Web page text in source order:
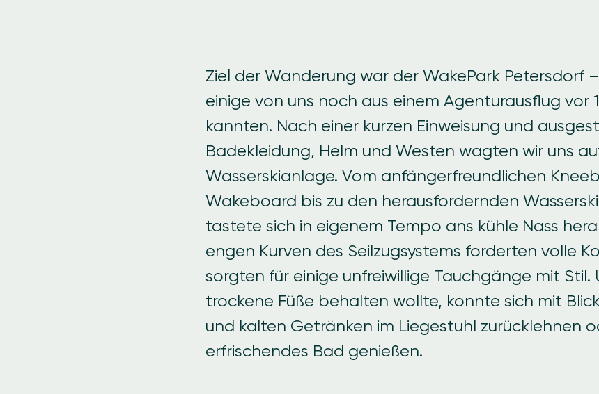
Ziel der Wanderung war der WakePark Petersdorf
einige von uns noch aus einem Agenturausflug vor
kannten. Nach einer kurzen Einweisung und
Badekleidung, Helm und Westen wagten wir uns
Wasserskianlage. Vom anfängerfreundlichen
Wakeboard bis zu den herausfordernden
tastete sich in eigenem Tempo ans kühle Nass
engen Kurven des Seilzugsystems forderten volle
sorgten für einige unfreiwillige Tauchgänge mit Stil.
trockene Füße behalten wollte, konnte sich mit
und kalten Getränken im Liegestuhl zurücklehnen
erfrischendes Bad genießen.